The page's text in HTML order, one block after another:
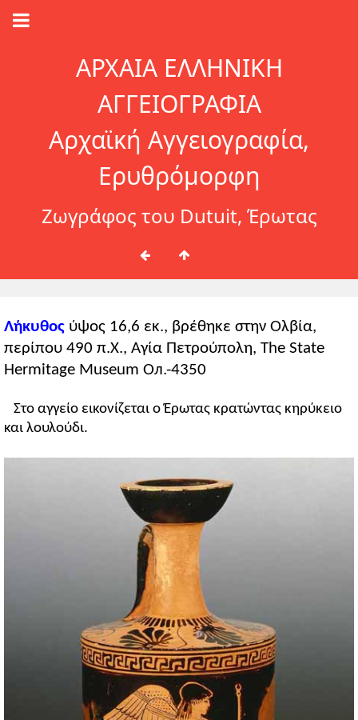
ΑΡΧΑΙΑ ΕΛΛΗΝΙΚΗ
ΑΓΓΕΙΟΓΡΑΦΙΑ
Αρχαϊκή Αγγειογραφία,
Ερυθρόμορφη
Ζωγράφος του Dutuit, Έρωτας
Λήκυθος ύψος 16,6 εκ., βρέθηκε στην Ολβία,
περίπου 490 π.Χ., Αγία Πετρούπολη, The State
Hermitage Museum Ол.-4350
Στο αγγείο εικονίζεται ο Έρωτας κρατώντας κηρύκειο
και λουλούδι.